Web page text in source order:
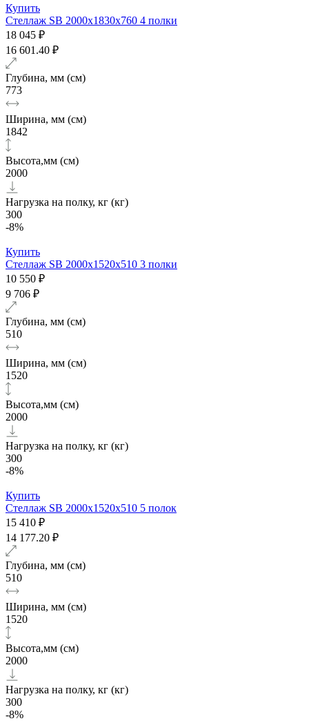
Купить
Стеллаж SB 2000x1830x760 4 полки
18 045 ₽
16 601.40 ₽
Глубина, мм (см)
773
Ширина, мм (см)
1842
Высота,мм (см)
2000
Нагрузка на полку, кг (кг)
300
-8%
Купить
Стеллаж SB 2000х1520x510 3 полки
10 550 ₽
9 706 ₽
Глубина, мм (см)
510
Ширина, мм (см)
1520
Высота,мм (см)
2000
Нагрузка на полку, кг (кг)
300
-8%
Купить
Стеллаж SB 2000х1520x510 5 полок
15 410 ₽
14 177.20 ₽
Глубина, мм (см)
510
Ширина, мм (см)
1520
Высота,мм (см)
2000
Нагрузка на полку, кг (кг)
300
-8%